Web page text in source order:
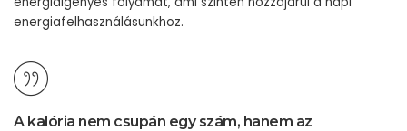
energiafelhasználásunkhoz.
A kalória nem csupán egy szám, hanem az